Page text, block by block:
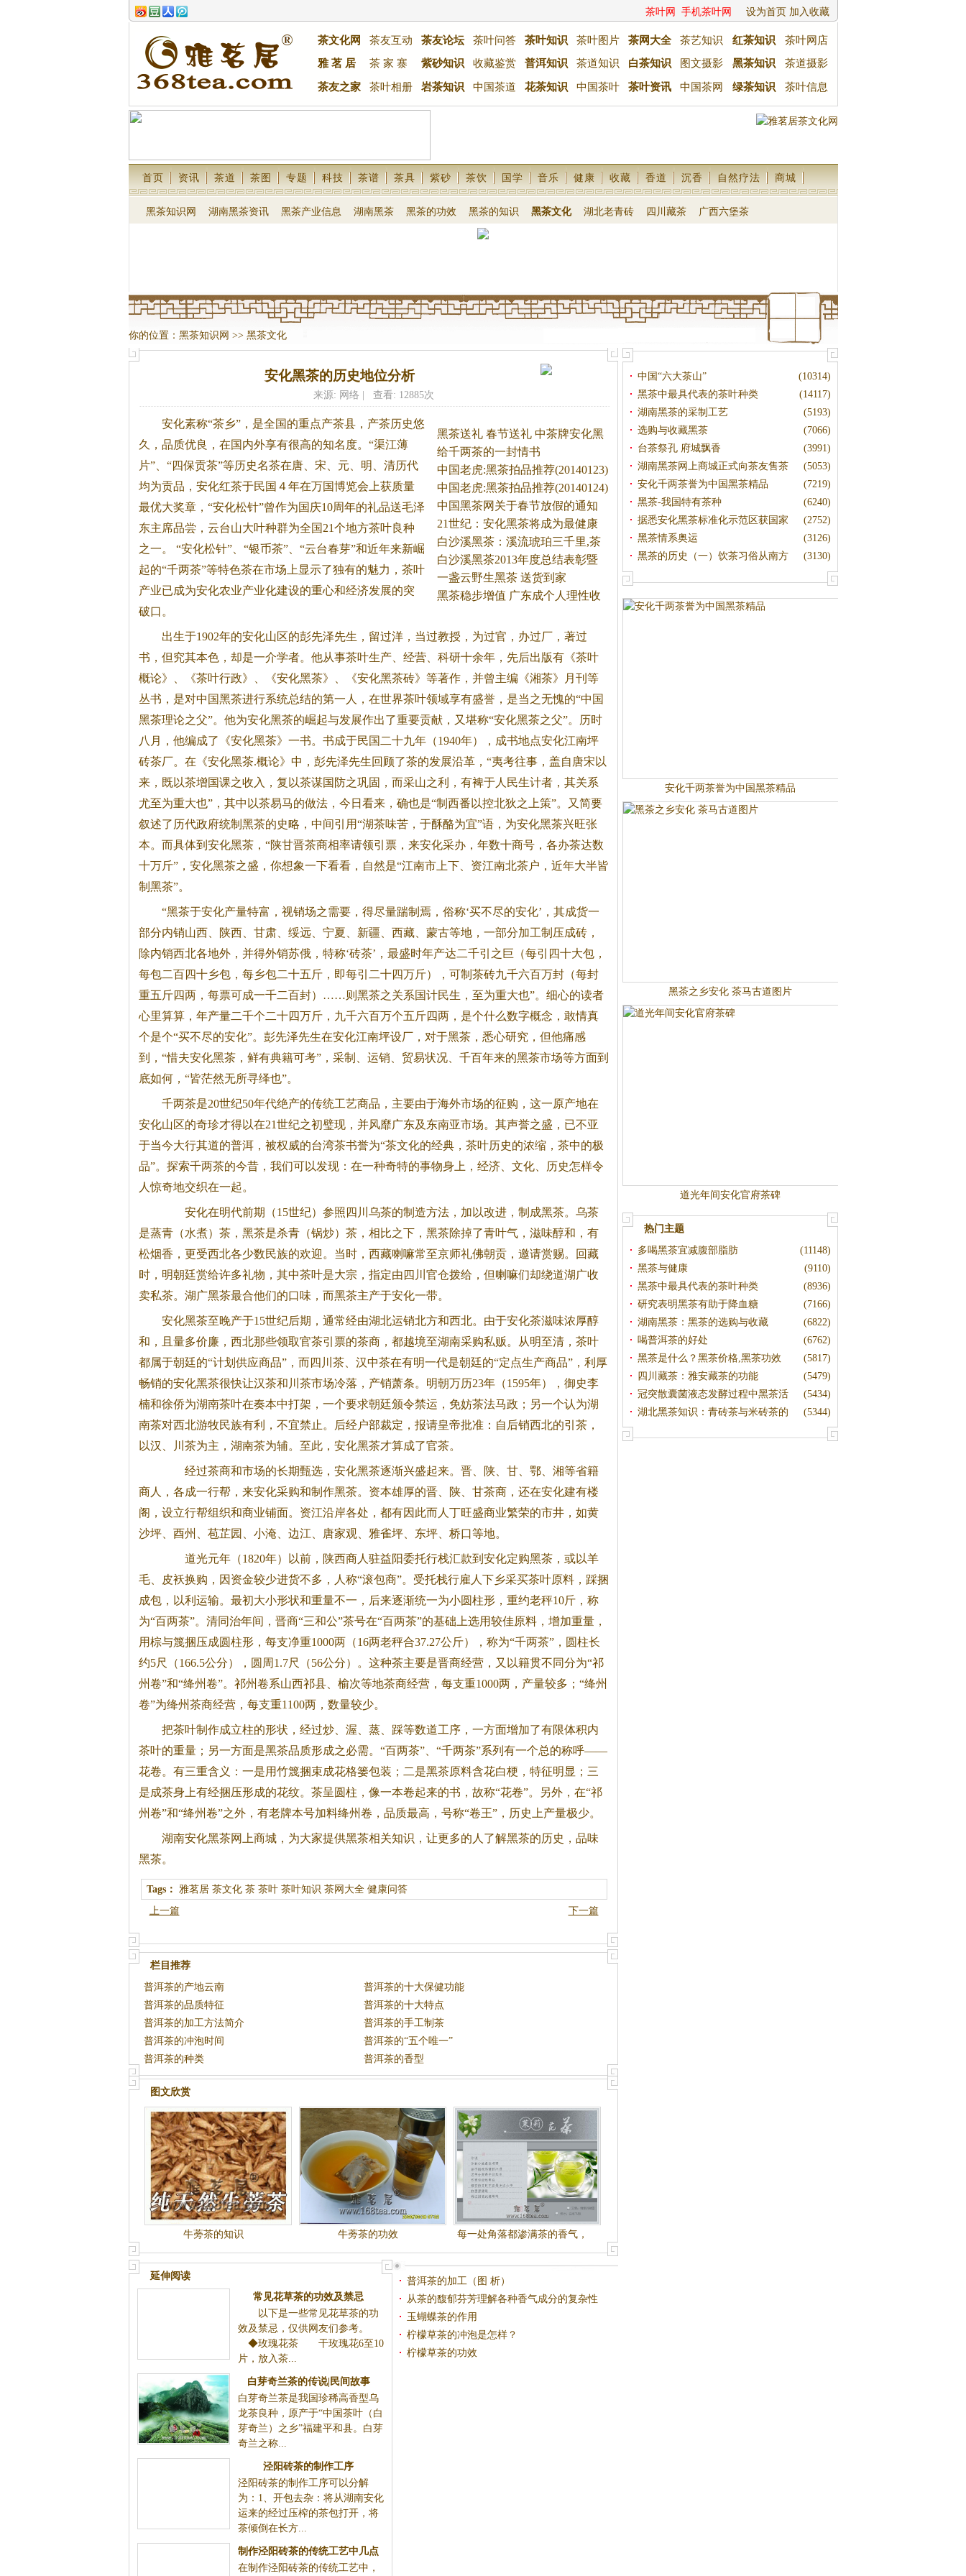
茶叶网 手机茶叶网 设为首页 加入收藏
茶文化网 茶友互动 茶友论坛 茶叶问答 茶叶知识 茶叶图片 茶网大全 茶艺知识 红茶知识
茶叶网店
雅 茗 居
茶 家 寨 紫砂知识 收藏鉴赏 普洱知识 茶道知识 白茶知识 图文摄影 黑茶知识 茶道摄影
茶友之家 茶叶相册 岩茶知识 中国茶道 花茶知识 中国茶叶 茶叶资讯 中国茶网 绿茶知识 茶叶信息
首页 资讯 茶道 茶图 专题 科技 茶谱 茶具 紫砂 茶饮 国学 音乐 健康 收藏 香道 沉香 自然疗法 商城
黑茶知识网 湖南黑茶资讯 黑茶产业信息 湖南黑茶 黑茶的功效 黑茶的知识 黑茶文化 湖北老青砖 四川藏茶 广西六堡茶
你的位置： 黑茶知识网 >> 黑茶文化
安化黑茶的历史地位分析
来源: 网络 | 查看: 12885次
黑茶送礼 春节送礼 中茶牌安化黑
给千两茶的一封情书
中国老虎:黑茶拍品推荐(20140123)
中国老虎:黑茶拍品推荐(20140124)
中国黑茶网关于春节放假的通知
21世纪：安化黑茶将成为最健康
的
白沙溪黑茶：溪流琥珀三千里,茶
白沙溪黑茶2013年度总结表彰暨
喜
一盏云野生黑茶 送货到家
黑茶稳步增值 广东成个人理性收
安化素称“茶乡”，是全国的重点产茶县，产茶历史悠
久，品质优良，在国内外享有很高的知名度。 “渠江薄
片”、“四保贡茶”等历史名茶在唐、宋、元、明、清历代
均为贡品，安化红茶于民国４年在万国博览会上获质量
最优大奖章，“安化松针”曾作为国庆10周年的礼品送毛泽
东主席品尝，云台山大叶种群为全国21个地方茶叶良种
之一。 “安化松针”、“银币茶”、“云台春芽”和近年来新崛
起的“千两茶”等特色茶在市场上显示了独有的魅力，茶叶
产业已成为安化农业产业化建设的重心和经济发展的突
破口。
出生于1902年的安化山区的彭先泽先生，留过洋，当过教授，为过官，办过厂，著过
书，但究其本色，却是一介学者。他从事茶叶生产、经营、科研十余年，先后出版有《茶叶
概论》、《茶叶行政》、《安化黑茶》、《安化黑茶砖》等著作，并曾主编《湘茶》月刊等
丛书，是对中国黑茶进行系统总结的第一人，在世界茶叶领域享有盛誉，是当之无愧的“中国
黑茶理论之父”。他为安化黑茶的崛起与发展作出了重要贡献，又堪称“安化黑茶之父”。历时
八月，他编成了《安化黑茶》一书。书成于民国二十九年（1940年），成书地点安化江南坪
砖茶厂。在《安化黑茶.概论》中，彭先泽先生回顾了茶的发展沿革，“夷考往事，盖自唐宋以
来，既以茶增国课之收入，复以茶谋国防之巩固，而采山之利，有裨于人民生计者，其关系
尤至为重大也”，其中以茶易马的做法，今日看来，确也是“制西番以控北狄之上策”。又简要
叙述了历代政府统制黑茶的史略，中间引用“湖茶味苦，于酥酪为宜”语，为安化黑茶兴旺张
本。而具体到安化黑茶，“陕甘晋茶商相率请领引票，来安化采办，年数十商号，各办茶达数
十万斤”，安化黑茶之盛，你想象一下看看，自然是“江南市上下、资江南北茶户，近年大半皆
制黑茶”。
“黑茶于安化产量特富，视销场之需要，得尽量踹制焉，俗称‘买不尽的安化’，其成货一
部分内销山西、陕西、甘肃、绥远、宁夏、新疆、西藏、蒙古等地，一部分加工制压成砖，
除内销西北各地外，并得外销苏俄，特称‘砖茶’，最盛时年产达二千引之巨（每引四十大包，
每包二百四十乡包，每乡包二十五斤，即每引二十四万斤），可制茶砖九千六百万封（每封
重五斤四两，每票可成一千二百封）……则黑茶之关系国计民生，至为重大也”。细心的读者
心里算算，年产量二千个二十四万斤，九千六百万个五斤四两，是个什么数字概念，敢情真
个是个“买不尽的安化”。彭先泽先生在安化江南坪设厂，对于黑茶，悉心研究，但他痛感
到，“惜夫安化黑茶，鲜有典籍可考”，采制、运销、贸易状况、千百年来的黑茶市场等方面到
底如何，“皆茫然无所寻绎也”。
千两茶是20世纪50年代绝产的传统工艺商品，主要由于海外市场的征购，这一原产地在
安化山区的奇珍才得以在21世纪之初璧现，并风靡广东及东南亚市场。其声誉之盛，已不亚
于当今大行其道的普洱，被权威的台湾茶书誉为“茶文化的经典，茶叶历史的浓缩，茶中的极
品”。探索千两茶的今昔，我们可以发现：在一种奇特的事物身上，经济、文化、历史怎样令
人惊奇地交织在一起。
安化在明代前期（15世纪）参照四川乌茶的制造方法，加以改进，制成黑茶。乌茶
是蒸青（水煮）茶， 黑茶是杀青（锅炒）茶，相比之下， 黑茶除掉了青叶气，滋味醇和，有
松烟香，更受西北各少数民族的欢迎。当时，西藏喇嘛常至京师礼佛朝贡，邀请赏赐。回藏
时，明朝廷赏给许多礼物，其中茶叶是大宗，指定由四川官仓拨给，但喇嘛们却绕道湖广收
卖私茶。湖广黑茶最合他们的口味，而黑茶主产于安化一带。
安化黑茶至晚产于15世纪后期，通常经由湖北运销北方和西北。由于安化茶滋味浓厚醇
和，且量多价廉，西北那些领取官茶引票的茶商，都越境至湖南采购私贩。从明至清，茶叶
都属于朝廷的“计划供应商品”，而四川茶、汉中茶在有明一代是朝廷的“定点生产商品”，利厚
畅销的安化黑茶很快让汉茶和川茶市场冷落，产销萧条。明朝万历23年（1595年），御史李
楠和徐侨为湖南茶叶在奏本中打架，一个要求朝廷颁令禁运，免妨茶法马政；另一个认为湖
南茶对西北游牧民族有利，不宜禁止。后经户部裁定，报请皇帝批准：自后销西北的引茶，
以汉、川茶为主，湖南茶为辅。至此，安化黑茶才算成了官茶。
经过茶商和市场的长期甄选，安化黑茶逐渐兴盛起来。晋、陕、甘、鄂、湘等省籍
商人，各成一行帮，来安化采购和制作黑茶。资本雄厚的晋、陕、甘茶商，还在安化建有楼
阁，设立行帮组织和商业铺面。资江沿岸各处，都有因此而人丁旺盛商业繁荣的市井，如黄
沙坪、酉州、苞芷园、小淹、边江、唐家观、雅雀坪、东坪、桥口等地。
道光元年（1820年）以前，陕西商人驻益阳委托行栈汇款到安化定购黑茶 ，或以羊
毛、皮袄换购，因资金较少进货不多，人称“滚包商”。受托栈行雇人下乡采买茶叶原料，踩捆
成包，以利运输。最初大小形状和重量不一，后来逐渐统一为小圆柱形，重约老秤10斤，称
为“百两茶”。清同治年间，晋商“三和公”茶号在“百两茶”的基础上选用较佳原料，增加重量，
用棕与篾捆压成圆柱形，每支净重1000两（16两老秤合37.27公斤），称为“千两茶”，圆柱长
约5尺（166.5公分），圆周1.7尺（56公分）。这种茶主要是晋商经营，又以籍贯不同分为“祁
州卷”和“绛州卷”。祁州卷系山西祁县、榆次等地茶商经营，每支重1000两，产量较多；“绛州
卷”为绛州茶商经营，每支重1100两，数量较少。
把茶叶制作成立柱的形状，经过炒、渥、蒸、踩等数道工序，一方面增加了有限体积内
茶叶的重量；另一方面是黑茶品质形成之必需。“百两茶”、“千两茶”系列有一个总的称呼——
花卷。有三重含义：一是用竹篾捆束成花格篓包装；二是黑茶原料含花白梗，特征明显；三
是成茶身上有经捆压形成的花纹。茶呈圆柱，像一本卷起来的书，故称“花卷”。另外，在“祁
州卷”和“绛州卷”之外，有老牌本号加料绛州卷，品质最高，号称“卷王”，历史上产量极少。
湖南安化黑茶网上商城，为大家提供黑茶相关知识，让更多的人了解黑茶的历史，品味
黑茶。
Tags： 雅茗居 茶文化 茶 茶叶 茶叶知识 茶网大全 健康问答
上一篇
下一篇
栏目推荐
普洱茶的产地云南
普洱茶的十大保健功能
普洱茶的品质特征
普洱茶的十大特点
普洱茶的加工方法简介
普洱茶的手工制茶
普洱茶的冲泡时间
普洱茶的“五个唯一”
普洱茶的种类
普洱茶的香型
图文欣赏
牛蒡茶的知识 牛蒡茶的功效
每一处角落都渗满茶的香气，
每一片茶叶都有你的流连忘返
延伸阅读
常见花草茶的功效及禁忌
以下是一些常见花草茶的功
效及禁忌，仅供网友们参考。
◆玫瑰花茶 干玫瑰花6至10
片，放入茶...
白芽奇兰茶的传说|民间故事
白芽奇兰茶是我国珍稀高香型乌
龙茶良种，原产于“中国茶叶（白
芽奇兰）之乡”福建平和县。白芽
奇兰之称...
泾阳砖茶的制作工序
泾阳砖茶的制作工序可以分解
为：1、开包去杂：将从湖南安化
运来的经过压榨的茶包打开，将
茶倾倒在长方...
制作泾阳砖茶的传统工艺中几点
特殊要求
在制作泾阳砖茶的传统工艺中，
普洱茶的加工（图 析）
从茶的馥郁芬芳理解各种香气成分的复杂性
玉蝴蝶茶的作用
柠檬草茶的冲泡是怎样？
柠檬草茶的功效
(10314)
中国“六大茶山”
(14117)
黑茶中最具代表的茶叶种类
(5193)
湖南黑茶的采制工艺
(7066)
选购与收藏黑茶
(3991)
台茶祭孔 府城飘香
(5053)
湖南黑茶网上商城正式向茶友售茶
(7219)
安化千两茶誉为中国黑茶精品
(6240)
黑茶-我国特有茶种
(2752)
据悉安化黑茶标准化示范区获国家
(3126)
黑茶情系奥运
(3130)
黑茶的历史（一）饮茶习俗从南方
安化千两茶誉为中国黑茶精品
黑茶之乡安化 茶马古道图片
道光年间安化官府茶碑
热门主题
(11148)
多喝黑茶宜减腹部脂肪
(9110)
黑茶与健康
(8936)
黑茶中最具代表的茶叶种类
(7166)
研究表明黑茶有助于降血糖
(6822)
湖南黑茶：黑茶的选购与收藏
(6762)
喝普洱茶的好处
(5817)
黑茶是什么？黑茶价格,黑茶功效
(5479)
四川藏茶：雅安藏茶的功能
(5434)
冠突散囊菌液态发酵过程中黑茶活
(5344)
湖北黑茶知识：青砖茶与米砖茶的